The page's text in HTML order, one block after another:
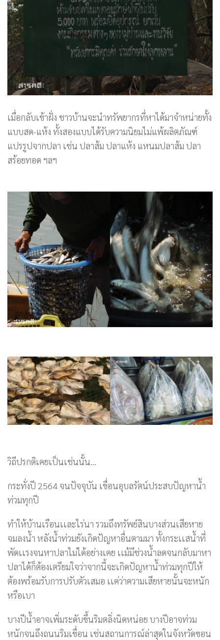
เมื่อกลับเข้าฝั่ง ชาวบ้านจะนำทรัพยากรที่หาได้มาจำหน่ายทั้ง
แบบสด-แห้ง ทั้งสองแบบได้รับความนิยมไม่แพ้ผลิตภัณฑ์
แปรรูปจากปลา เช่น ปลาส้ม ปลาแห้ง แหนมปลาส้ม ปลา
สร้อยทอด ฯลฯ
วิถีปรกติเคยเป็นเช่นนั้น…
กระทั่งปี 2564 จนปัจจุบัน เขื่อนอุบลรัตน์ประสบปัญหาน้ำ
ท่วมทุกปี
ทำให้บ้านเรือนเเละไร่นา รวมถึงทรัพย์สินบางส่วนเสียหาย
จมลงน้ำ หลังน้ำท่วมยังเกิดปัญหาอื่นตามมา ทั้งกระเเสน้ำที่
พัดเเรงจนหาปลาไม่ได้อย่างเคย เเม้มีช่วงน้ำลดจนกลับมาหา
ปลาได้ก็ต้องเตรียมใจว่าจากนี้จะเกิดปัญหาน้ำท่วมทุกปีให้
ต้องพร้อมรับการปรับตัวเสมอ เเค่ว่าความเสียหายนั้นจะหนัก
หรือเบา
บางปีน้ำอาจเพิ่มระดับขึ้นริมตลิ่งนิดหน่อย บางปีอาจท่วม
หนักจนถึงถนนริมเขื่อน เช่นสถานการณ์ล่าสุดในจังหวัดขอน